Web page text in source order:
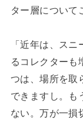
ター層について
「近年は、ス
るコレクターも
つは、場所を取
できますし。も
ない。万が一損